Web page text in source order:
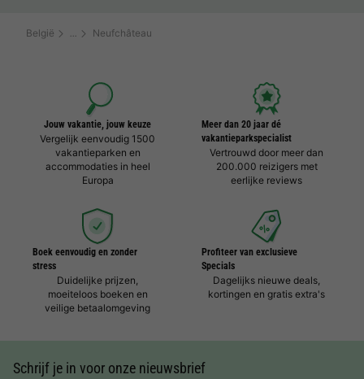
België Neufchâteau
Jouw vakantie, jouw keuze
Vergelijk eenvoudig 1500
vakantieparken en
accommodaties in heel
Europa
Meer dan 20 jaar dé
vakantieparkspecialist
Vertrouwd door meer dan
200.000 reizigers met
eerlijke reviews
Boek eenvoudig en zonder
stress
Duidelijke prijzen,
moeiteloos boeken en
veilige betaalomgeving
Profiteer van exclusieve
Specials
Dagelijks nieuwe deals,
kortingen en gratis extra's
Schrijf je in voor onze nieuwsbrief